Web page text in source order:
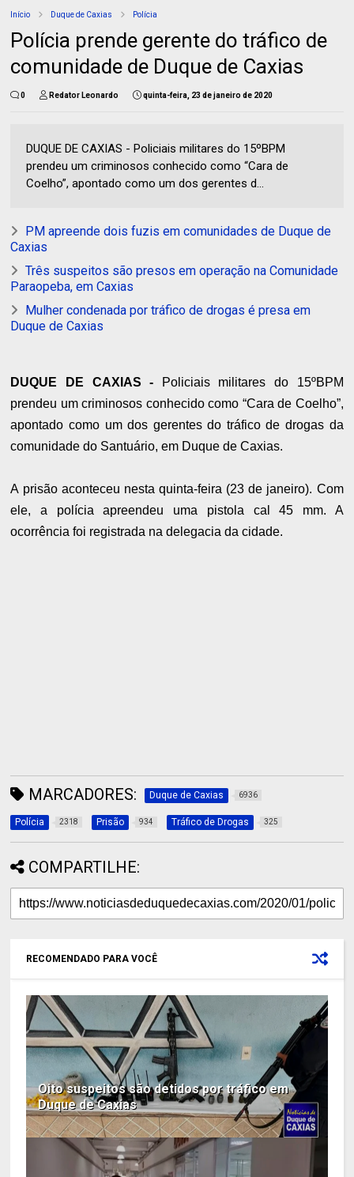
Início Duque de Caxias Polícia
Polícia prende gerente do tráfico de
comunidade de Duque de Caxias
0 Redator Leonardo quinta-feira, 23 de janeiro de 2020
DUQUE DE CAXIAS - Policiais militares do 15ºBPM
prendeu um criminosos conhecido como “Cara de
Coelho”, apontado como um dos gerentes d...
PM apreende dois fuzis em comunidades de Duque de
Caxias
Três suspeitos são presos em operação na Comunidade
Paraopeba, em Caxias
Mulher condenada por tráfico de drogas é presa em
Duque de Caxias
DUQUE DE CAXIAS - Policiais militares do 15ºBPM
prendeu um criminosos conhecido como “Cara de Coelho”,
apontado como um dos gerentes do tráfico de drogas da
comunidade do Santuário, em Duque de Caxias.
A prisão aconteceu nesta quinta-feira (23 de janeiro). Com
ele, a polícia apreendeu uma pistola cal 45 mm. A
ocorrência foi registrada na delegacia da cidade.
MARCADORES: Duque de Caxias 6936
Polícia 2318 Prisão 934 Tráfico de Drogas 325
COMPARTILHE:
RECOMENDADO PARA VOCÊ
Oito suspeitos são detidos por tráfico em
Duque de Caxias